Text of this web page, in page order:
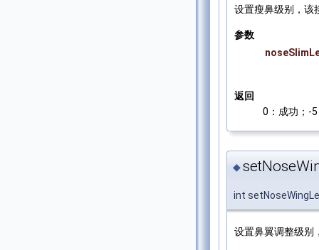
设置瘦鼻级别，该
参数
返回
0：成功；-
◆
int
设置鼻翼调整级别